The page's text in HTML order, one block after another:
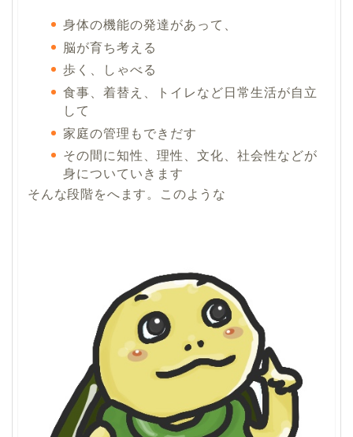
身体の機能の発達があって、
脳が育ち考える
歩く、しゃべる
食事、着替え、トイレなど日常生活が自立
して
家庭の管理もできだす
その間に知性、理性、文化、社会性などが
身についていきます
そんな段階をへます。このような